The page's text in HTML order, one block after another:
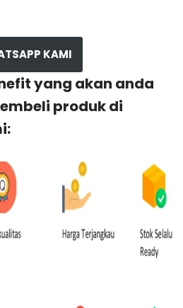
KAMI
yang akan anda
produk di